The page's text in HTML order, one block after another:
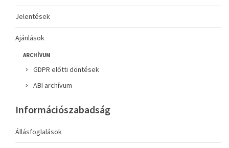
Jelentések
Ajánlások
ARCHÍVUM
GDPR előtti döntések
ABI archívum
Információszabadság
Állásfoglalások